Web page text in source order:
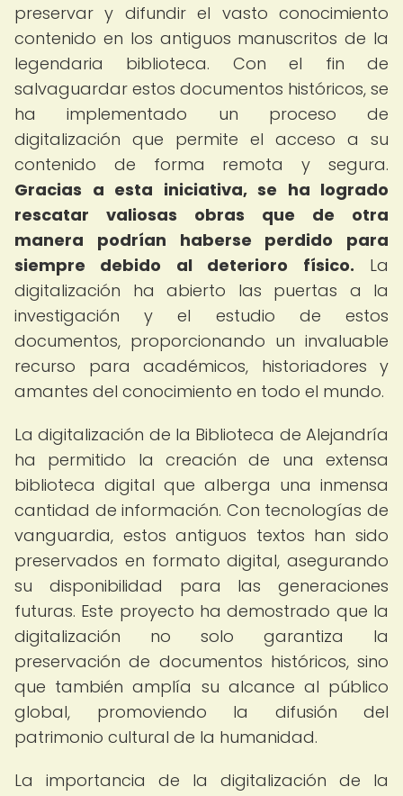
preservar y difundir el vasto conocimiento
contenido en los antiguos manuscritos de la
legendaria biblioteca. Con el fin de
salvaguardar estos documentos históricos, se
ha implementado un proceso de
digitalización que permite el acceso a su
contenido de forma remota y segura.
Gracias a esta iniciativa, se ha logrado
rescatar valiosas obras que de otra
manera podrían haberse perdido para
siempre debido al deterioro físico. La
digitalización ha abierto las puertas a la
investigación y el estudio de estos
documentos, proporcionando un invaluable
recurso para académicos, historiadores y
amantes del conocimiento en todo el mundo.
La digitalización de la Biblioteca de Alejandría
ha permitido la creación de una extensa
biblioteca digital que alberga una inmensa
cantidad de información. Con tecnologías de
vanguardia, estos antiguos textos han sido
preservados en formato digital, asegurando
su disponibilidad para las generaciones
futuras. Este proyecto ha demostrado que la
digitalización no solo garantiza la
preservación de documentos históricos, sino
que también amplía su alcance al público
global, promoviendo la difusión del
patrimonio cultural de la humanidad.
La importancia de la digitalización de la